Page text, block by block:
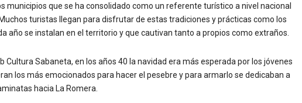
municipios que se ha consolidado como un referente turístico a nivel nacional
turistas llegan para disfrutar de estas tradiciones y prácticas como los
año se instalan en el territorio y que cautivan tanto a propios como extraños.
Cultura Sabaneta, en los años 40 la navidad era más esperada por los jóvenes
los más emocionados para hacer el pesebre y para armarlo se dedicaban a
hacia La Romera.